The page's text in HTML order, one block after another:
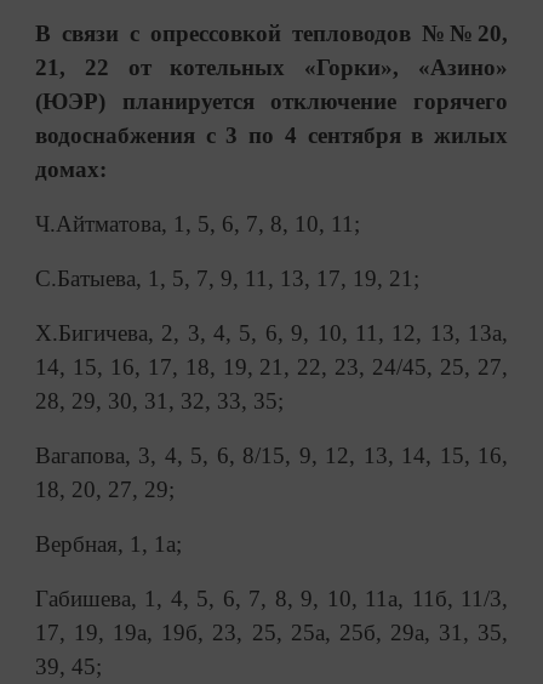
В связи с опрессовкой тепловодов №№20,
21, 22 от котельных «Горки», «Азино»
(ЮЭР) планируется отключение горячего
водоснабжения с 3 по 4 сентября в жилых
домах:
Ч.Айтматова, 1, 5, 6, 7, 8, 10, 11;
С.Батыева, 1, 5, 7, 9, 11, 13, 17, 19, 21;
Х.Бигичева, 2, 3, 4, 5, 6, 9, 10, 11, 12, 13, 13а,
14, 15, 16, 17, 18, 19, 21, 22, 23, 24/45, 25, 27,
28, 29, 30, 31, 32, 33, 35;
Вагапова, 3, 4, 5, 6, 8/15, 9, 12, 13, 14, 15, 16,
18, 20, 27, 29;
Вербная, 1, 1а;
Габишева, 1, 4, 5, 6, 7, 8, 9, 10, 11а, 11б, 11/3,
17, 19, 19а, 19б, 23, 25, 25а, 25б, 29а, 31, 35,
39, 45;